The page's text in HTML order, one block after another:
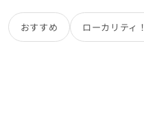
おすすめ ローカリティ！